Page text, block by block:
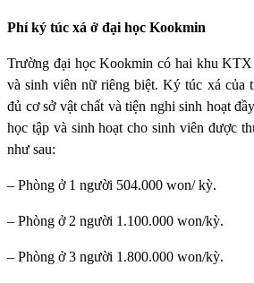
Phí ký túc xá ở đại học Kookmin
Trường đại học Kookmin có hai khu KTX
và sinh viên nữ riêng biệt. Ký túc xá của
đủ cơ sở vật chất và tiện nghi sinh hoạt
học tập và sinh hoạt cho sinh viên được
như sau:
– Phòng ở 1 người 504.000 won/ kỳ.
– Phòng ở 2 người 1.100.000 won/kỳ.
– Phòng ở 3 người 1.800.000 won/kỳ.